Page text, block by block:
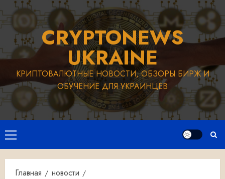
Перейти
к
содержимомуCRYPTONEWS
UKRAINE
КРИПТОВАЛЮТНЫЕ НОВОСТИ, ОБЗОРЫ БИРЖ И
ОБУЧЕНИЕ ДЛЯ УКРАИНЦЕВ
Основное
меню
Главная
новости